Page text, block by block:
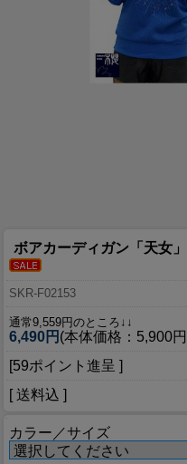
ボアカーディガン「天女
SKR-F02153
通常9,559円のところ↓↓
6,490円 (本体価格：5,900
[59ポイント進呈 ]
[ 送料込 ]
カラー／サイズ